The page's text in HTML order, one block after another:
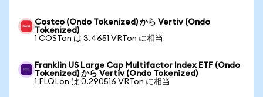
Costco (Ondo Tokenized) から Vertiv (Ondo
Tokenized)
1 COSTon は 3.4651 VRTon に相当
Franklin US Large Cap Multifactor Index ETF (Ondo
Tokenized) から Vertiv (Ondo Tokenized)
1 FLQLon は 0.290516 VRTon に相当